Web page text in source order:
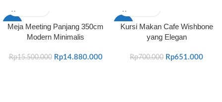
-4%
Meja Meeting Panjang 350cm
Modern Minimalis
Rp15.500.000 Rp14.880.000
-7%
Kursi Makan Cafe Wishbone
yang Elegan
Rp700.000 Rp651.000